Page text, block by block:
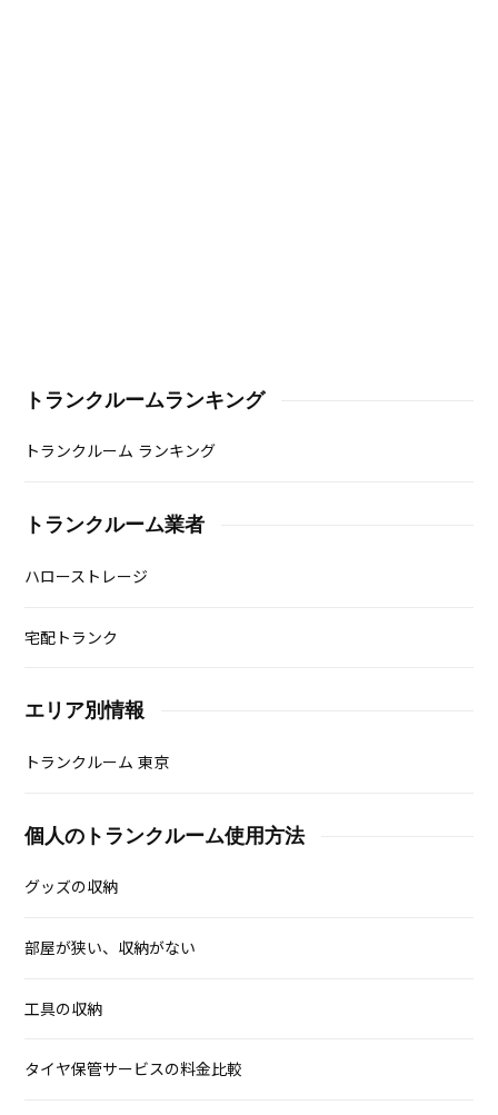
トランクルームランキング
トランクルーム ランキング
トランクルーム業者
ハローストレージ
宅配トランク
エリア別情報
トランクルーム 東京
個人のトランクルーム使用方法
グッズの収納
部屋が狭い、収納がない
工具の収納
タイヤ保管サービスの料金比較